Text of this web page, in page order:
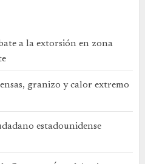
a la extorsión en zona
granizo y calor extremo
estadounidense